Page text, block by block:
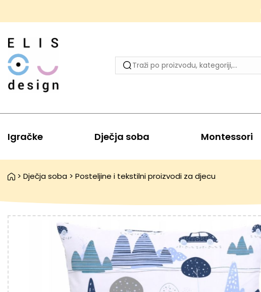
Igračke Dječja soba Montessori
> Dječja soba > Posteljine i tekstilni proizvodi za djecu